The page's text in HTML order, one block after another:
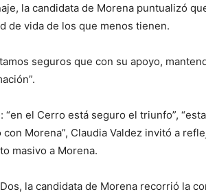
la candidata de Morena puntualizó
de vida de los que menos tienen.
seguros que con su apoyo,
el Cerro está seguro el triunfo”,
Morena”, Claudia Valdez invitó a
masivo a Morena.
la candidata de Morena recorrió la